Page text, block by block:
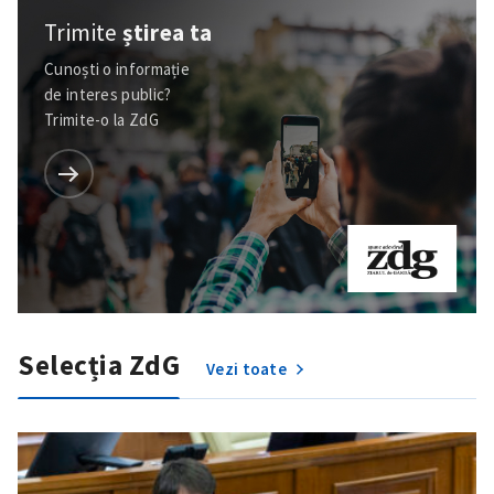
Trimiteștirea ta
Cunoști o informație
de interes public?
Trimite-o la ZdG
Selecția ZdG Vezi toate